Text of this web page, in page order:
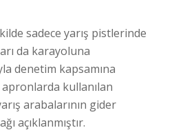
sadece yarış pistlerinde
da karayoluna
denetim kapsamına
kullanılan
arabalarının gider
açıklanmıştır.